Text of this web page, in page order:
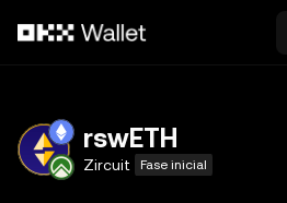
rswETH
Zircuit Fase inicial